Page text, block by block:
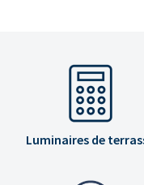
Luminaires de